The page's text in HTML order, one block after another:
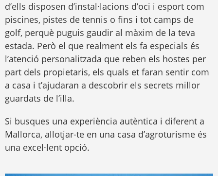
d’ells disposen d’instal·lacions d’oci i esport com
piscines, pistes de tennis o fins i tot camps de
golf, perquè puguis gaudir al màxim de la teva
estada. Però el que realment els fa especials és
l’atenció personalitzada que reben els hostes per
part dels propietaris, els quals et faran sentir com
a casa i t’ajudaran a descobrir els secrets millor
guardats de l’illa.
Si busques una experiència autèntica i diferent a
Mallorca, allotjar-te en una casa d’agroturisme és
una excel·lent opció.